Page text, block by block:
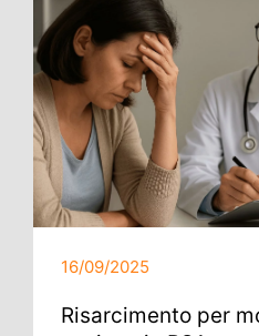
16/09/2025
Risarcimento per